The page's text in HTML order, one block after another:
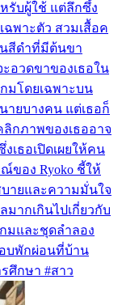
รับผู้ใช้ แต่ลึกซึ้ง
ฉพาะตัว สวมเสื้อค
นสีดำที่มีต้นขา
อวดขาของเธอใน
มโดยเฉพาะบน
ายบางคน แต่เธอก็
กภาพของเธออาจ
เธอเปิดเผยให้คน
ของ Ryoko ชี้ให้
ายและความมั่นใจ
มากเกินไปเกี่ยวกับ
มและชุดลำลอง
อบพักผ่อนที่บ้าน
ศึกษา #สาว